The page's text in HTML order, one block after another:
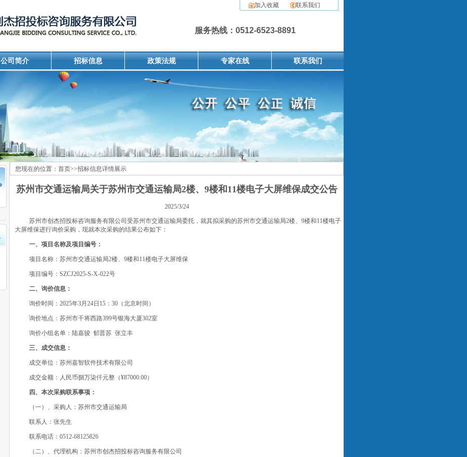
加入收藏 联系我们
服务热线：0512-6523-8891
公司简介 招标信息 政策法规 专家在线 联系我们
您现在的位置： 首页>>招标信息详情展示
苏州市交通运输局关于苏州市交通运输局2楼、9楼和11楼电子大屏维保成交公告
2025/3/24
苏州市创杰招投标咨询服务有限公司受苏州市交通运输局委托，就其拟采购的苏州市交通运输局2楼、 9楼和11楼电子
大屏维保进行询价采购，现就本次采购的结果公布如下：
一、项目名称及项目编号：
项目名称：苏州市交通运输局2楼、 9楼和11楼电子大屏维保
项目编号： SZCJ2025-S-X-022号
二、询价信息：
询价时间：2025年3月24日 15 ： 30 （北京时间）
询价地点：苏州市干将西路399号银海大厦302室
询价小组名单：陆嘉骏 郁晋苏 张立丰
三、成交信息：
成交单位：苏州嘉智软件技术有限公司
成交金额：人民币捌万柒仟元整（¥87000.00）
四、本次采购联系事项：
（一）、采购人：苏州市交通运输局
联系人：张先生
联系电话：0512-68125826
（二）、代理机构：苏州市创杰招投标咨询服务有限公司